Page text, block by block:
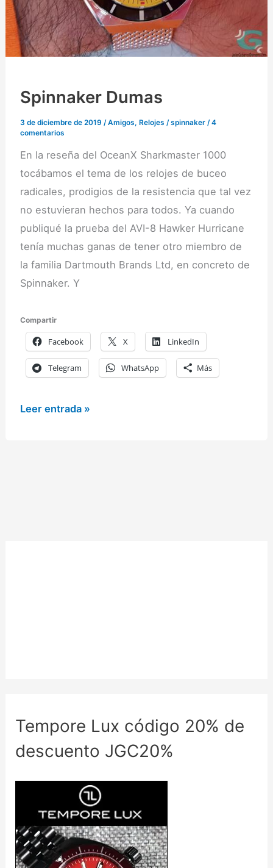
Spinnaker Dumas
3 de diciembre de 2019/Amigos, Relojes /spinnaker /4
comentarios
En la reseña del OceanX Sharkmaster 1000
tocábamos el tema de los relojes de buceo
radicales, prodigios de la resistencia que tal vez
no estuvieran hechos para todos. Ya cuando
publiqué la prueba del AVI-8 Hawker Hurricane
tenía muchas ganas de tener otro miembro de
la familia Dartmouth Brands Ltd, en concreto de
Spinnaker. Y
Compartir
Facebook X LinkedIn
Telegram WhatsApp Más
Spinnaker
Leer entrada »
Tempore Lux código 20% de
descuento JGC20%